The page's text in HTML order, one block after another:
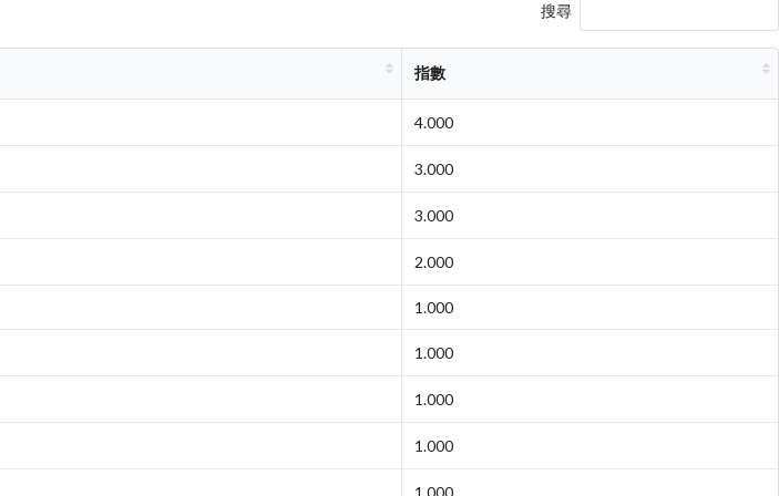
搜尋
指數
4.000
3.000
3.000
2.000
1.000
1.000
1.000
1.000
1.000